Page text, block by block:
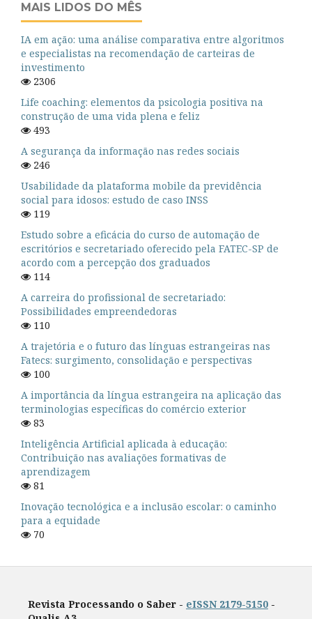
MAIS LIDOS DO MÊS
IA em ação: uma análise comparativa entre algoritmos
e especialistas na recomendação de carteiras de
investimento
2306
Life coaching: elementos da psicologia positiva na
construção de uma vida plena e feliz
493
A segurança da informação nas redes sociais
246
Usabilidade da plataforma mobile da previdência
social para idosos: estudo de caso INSS
119
Estudo sobre a eficácia do curso de automação de
escritórios e secretariado oferecido pela FATEC-SP de
acordo com a percepção dos graduados
114
A carreira do profissional de secretariado:
Possibilidades empreendedoras
110
A trajetória e o futuro das línguas estrangeiras nas
Fatecs: surgimento, consolidação e perspectivas
100
A importância da língua estrangeira na aplicação das
terminologias específicas do comércio exterior
83
Inteligência Artificial aplicada à educação:
Contribuição nas avaliações formativas de
aprendizagem
81
Inovação tecnológica e a inclusão escolar: o caminho
para a equidade
70
Revista Processando o Saber - eISSN 2179-5150 -